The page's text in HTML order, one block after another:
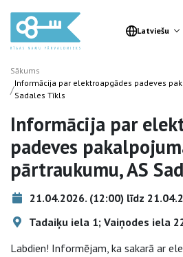
Latviešu
Sākums
/Informācija par elektroapgādes padeves
Sadales Tīkls
Informācija par
padeves
pārtraukumu, AS
21.04.2026. (12:00) līdz
Tadaiķu iela 1; Vaiņodes iela
Labdien! Informējam, ka sakarā ar